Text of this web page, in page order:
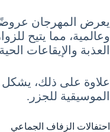
يعرض المهرجان
وعالمية، مما يتيح
العذبة والإيقاعات
علاوة على ذلك، يشكل
الموسيقية للجزر.
احتفالات الزفاف الجماعي